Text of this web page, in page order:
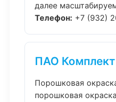
далее
Телефон: +7 (932)
ПАО
Порошковая
порошковая